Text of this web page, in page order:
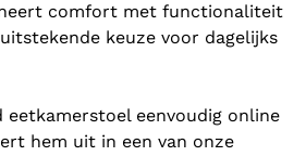
comfort met functionaliteit
keuze voor dagelijks
eetkamerstoel eenvoudig online
hem uit in een van onze